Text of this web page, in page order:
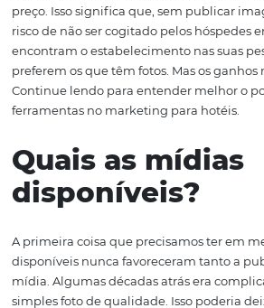
serviços contábeis, por exemplo.
viagens de negócios, as instalações
preocupação dos potenciais
quando estão viajando pela
dispõem de outro recurso para ter
preço. Isso significa que, sem
risco de não ser cogitado pelos
encontram o estabelecimento nas
Continue lendo para entender
ferramentas no marketing para